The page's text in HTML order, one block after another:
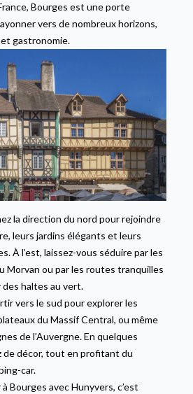
Bourges est une porte
vers de nombreux horizons,
gastronomie.
la direction du nord pour rejoindre
leurs jardins élégants et leurs
À l’est, laissez-vous séduire par les
Morvan ou par les routes tranquilles
des haltes au vert.
vers le sud pour explorer les
du Massif Central, ou même
de l’Auvergne. En quelques
de décor, tout en profitant du
car.
Bourges avec Hunyvers, c’est